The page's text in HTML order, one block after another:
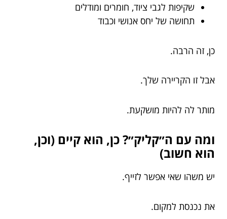
שקיפות לגבי ציוד, חומרים ומודלים
תחושה של יחס אנושי וכבוד
כן, זה הרבה.
אבל זו הקריירה שלך.
מותר לה להיות מושקעת.
ומה עם ה״קליק״? כן, הוא קיים (וכן,
הוא חשוב)
יש משהו שאי אפשר לזייף.
את נכנסת למקום.